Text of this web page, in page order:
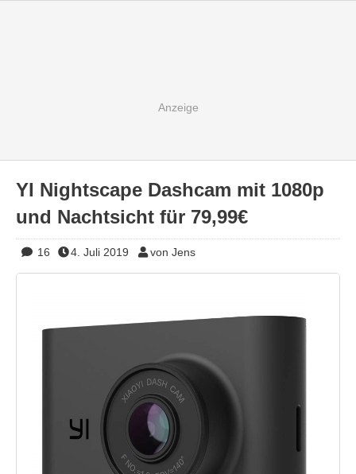
YI Nightscape Dashcam mit 1080p
und Nachtsicht für 79,99€
16 4. Juli 2019 von Jens